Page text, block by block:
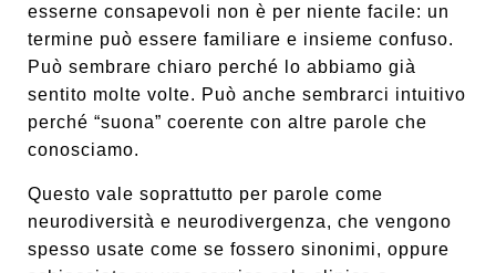
esserne consapevoli non è per niente facile: un
termine può essere familiare e insieme confuso.
Può sembrare chiaro perché lo abbiamo già
sentito molte volte. Può anche sembrarci intuitivo
perché “suona” coerente con altre parole che
conosciamo.
Questo vale soprattutto per parole come
neurodiversità e neurodivergenza, che vengono
spesso usate come se fossero sinonimi, oppure